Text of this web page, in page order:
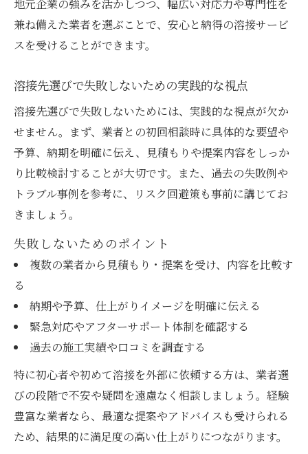
地元企業の強みを活かしつつ、幅広い対応力や専門性を
兼ね備えた業者を選ぶことで、安心と納得の溶接サービ
スを受けることができます。
溶接先選びで失敗しないための実践的な視点
溶接先選びで失敗しないためには、実践的な視点が欠か
せません。まず、業者との初回相談時に具体的な要望や
予算、納期を明確に伝え、見積もりや提案内容をしっか
り比較検討することが大切です。また、過去の失敗例や
トラブル事例を参考に、リスク回避策も事前に講じてお
きましょう。
失敗しないためのポイント
複数の業者から見積もり・提案を受け、内容を比較す
る
納期や予算、仕上がりイメージを明確に伝える
緊急対応やアフターサポート体制を確認する
過去の施工実績や口コミを調査する
特に初心者や初めて溶接を外部に依頼する方は、業者選
びの段階で不安や疑問を遠慮なく相談しましょう。経験
豊富な業者なら、最適な提案やアドバイスも受けられる
ため、結果的に満足度の高い仕上がりにつながります。